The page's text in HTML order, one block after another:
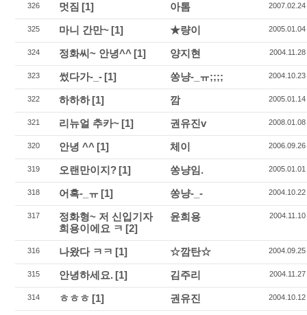
326 멋짐 [1] 아톰 2007.02.24
325 마니 간만~ [1] ★량이 2005.01.04
324 정화씨~ 안녕^^ [1] 양지현 2004.11.28
323 썼다가-_- [1] 쏭냥-_ㅠ;;;; 2004.10.23
322 하하하[1] 깜 2005.01.14
321 리뉴얼 추카~ [1] 권유진v 2008.01.08
320 안녕 ^^ [1] 체이 2006.09.26
319 오랜만이지? [1] 쏭냥임. 2005.01.01
318 어흑-_ㅠ [1] 쏭냥-_- 2004.10.22
317
정화형~ 저 신입기자
희용이에요 ㅋ [2]
윤희용 2004.11.10
316 나왔다 ㅋㅋ [1] ☆깜탄☆ 2004.09.25
315 안녕하세요. [1] 김주리 2004.11.27
314 ㅎㅎㅎ [1] 권유진 2004.10.12